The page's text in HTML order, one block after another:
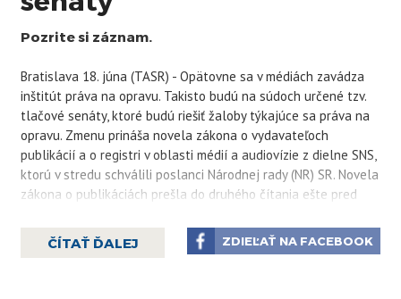
Pozrite si záznam.
Bratislava 18. júna (TASR) - Opätovne sa v médiách zavádza
inštitút práva na opravu. Takisto budú na súdoch určené tzv.
tlačové senáty, ktoré budú riešiť žaloby týkajúce sa práva na
opravu. Zmenu prináša novela zákona o vydavateľoch
publikácií a o registri v oblasti médií a audiovízie z dielne SNS,
ktorú v stredu schválili poslanci Národnej rady (NR) SR. Novela
zákona o publikáciách prešla do druhého čítania ešte pred
„Ak bolo v periodickej publikácii alebo v agentúrnom
servise uverejnené nepravdivé alebo neúplné skutkové
ČÍTAŤ ĎALEJ ZDIEĽAŤ NA FACEBOOK